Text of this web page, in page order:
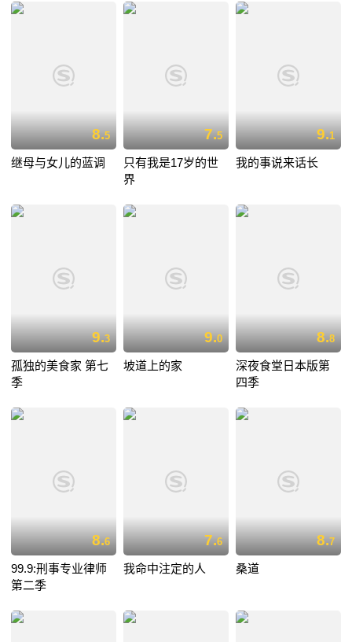
8.5
继母与女儿的蓝调
7.5
只有我是17岁的世
界
9.1
我的事说来话长
9.3
孤独的美食家 第七
季
9.0
坡道上的家
8.8
深夜食堂日本版第
四季
8.6
99.9:刑事专业律师
第二季
7.6
我命中注定的人
8.7
桑道